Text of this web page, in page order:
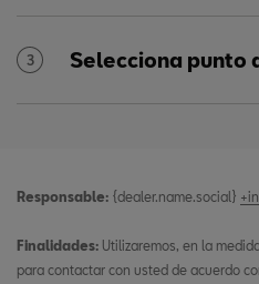
3 Selecciona punto
Responsable: {dealer.name.social}
Finalidades: Utilizaremos, en la
para contactar con usted de acuerdo